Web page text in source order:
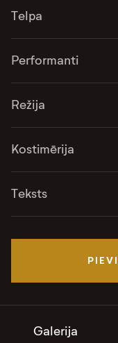
Galerija
Telpa
Performanti
Režija
Kostimērija
Teksts